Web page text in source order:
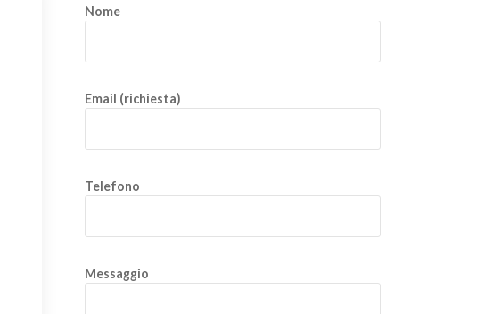
Nome
Email (richiesta)
Telefono
Messaggio